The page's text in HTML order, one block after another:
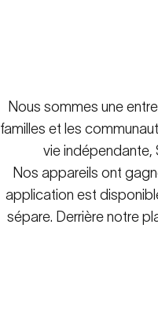
Nous sommes une
familles et les
vie indépendante,
Nos appareils ont
application est
sépare. Derrière notre